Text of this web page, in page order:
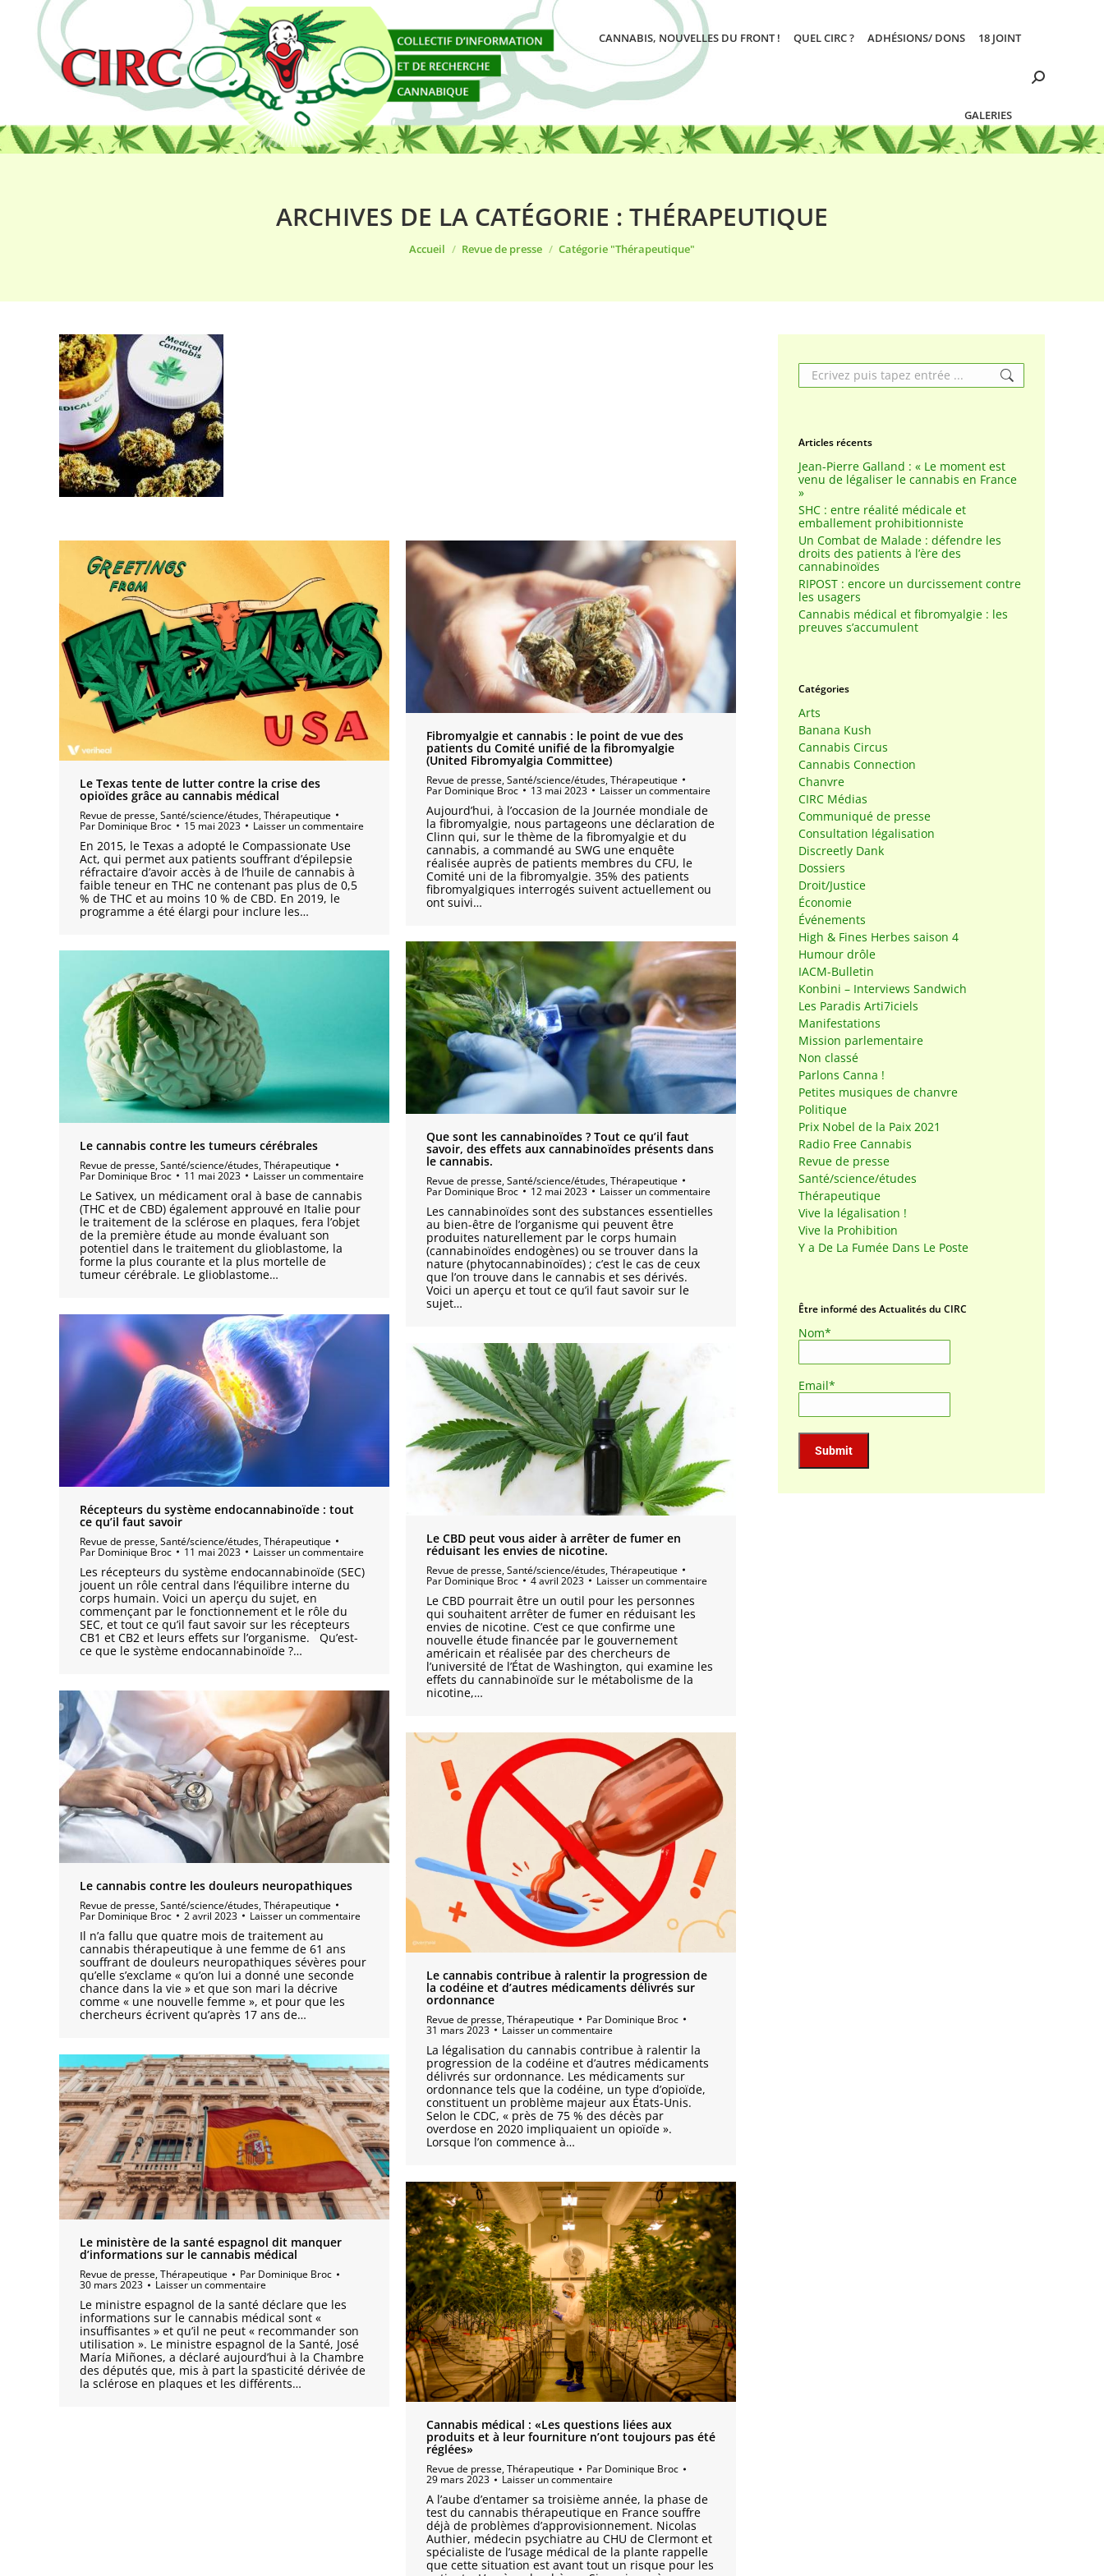
CANNABIS, NOUVELLES DU FRONT ! QUEL CIRC ? ADHÉSIONS/ DONS 18 JOINT
GALERIES
Search:
ARCHIVES DE LA CATÉGORIE : THÉRAPEUTIQUE
Accueil Revue de presse Catégorie "Thérapeutique"
Le Texas tente de lutter contre la crise des
opioïdes grâce au cannabis médical
Revue de presse,Santé/science/études,Thérapeutique
Par Dominique Broc 15 mai 2023 Laisser un commentaire
En 2015, le Texas a adopté le Compassionate Use
Act, qui permet aux patients souffrant d’épilepsie
réfractaire d’avoir accès à de l’huile de cannabis à
faible teneur en THC ne contenant pas plus de 0,5
% de THC et au moins 10 % de CBD. En 2019, le
programme a été élargi pour inclure les…
Fibromyalgie et cannabis : le point de vue des
patients du Comité unifié de la fibromyalgie
(United Fibromyalgia Committee)
Revue de presse,Santé/science/études,Thérapeutique
Par Dominique Broc 13 mai 2023 Laisser un commentaire
Aujourd’hui, à l’occasion de la Journée mondiale de
la fibromyalgie, nous partageons une déclaration de
Clinn qui, sur le thème de la fibromyalgie et du
cannabis, a commandé au SWG une enquête
réalisée auprès de patients membres du CFU, le
Comité uni de la fibromyalgie. 35% des patients
fibromyalgiques interrogés suivent actuellement ou
ont suivi…
Que sont les cannabinoïdes ? Tout ce qu’il faut
savoir, des effets aux cannabinoïdes présents dans
le cannabis.
Revue de presse,Santé/science/études,Thérapeutique
Par Dominique Broc 12 mai 2023 Laisser un commentaire
Les cannabinoïdes sont des substances essentielles
au bien-être de l’organisme qui peuvent être
produites naturellement par le corps humain
(cannabinoïdes endogènes) ou se trouver dans la
nature (phytocannabinoïdes) ; c’est le cas de ceux
que l’on trouve dans le cannabis et ses dérivés.
Voici un aperçu et tout ce qu’il faut savoir sur le
sujet…
Le cannabis contre les tumeurs cérébrales
Revue de presse,Santé/science/études,Thérapeutique
Par Dominique Broc 11 mai 2023 Laisser un commentaire
Le Sativex, un médicament oral à base de cannabis
(THC et de CBD) également approuvé en Italie pour
le traitement de la sclérose en plaques, fera l’objet
de la première étude au monde évaluant son
potentiel dans le traitement du glioblastome, la
forme la plus courante et la plus mortelle de
tumeur cérébrale. Le glioblastome…
Récepteurs du système endocannabinoïde : tout
ce qu’il faut savoir
Revue de presse,Santé/science/études,Thérapeutique
Par Dominique Broc 11 mai 2023 Laisser un commentaire
Les récepteurs du système endocannabinoïde (SEC)
jouent un rôle central dans l’équilibre interne du
corps humain. Voici un aperçu du sujet, en
commençant par le fonctionnement et le rôle du
SEC, et tout ce qu’il faut savoir sur les récepteurs
CB1 et CB2 et leurs effets sur l’organisme. Qu’est-
ce que le système endocannabinoïde ?…
Le CBD peut vous aider à arrêter de fumer en
réduisant les envies de nicotine.
Revue de presse,Santé/science/études,Thérapeutique
Par Dominique Broc 4 avril 2023 Laisser un commentaire
Le CBD pourrait être un outil pour les personnes
qui souhaitent arrêter de fumer en réduisant les
envies de nicotine. C’est ce que confirme une
nouvelle étude financée par le gouvernement
américain et réalisée par des chercheurs de
l’université de l’État de Washington, qui examine les
effets du cannabinoïde sur le métabolisme de la
nicotine,…
Le cannabis contre les douleurs neuropathiques
Revue de presse,Santé/science/études,Thérapeutique
Par Dominique Broc 2 avril 2023 Laisser un commentaire
Il n’a fallu que quatre mois de traitement au
cannabis thérapeutique à une femme de 61 ans
souffrant de douleurs neuropathiques sévères pour
qu’elle s’exclame « qu’on lui a donné une seconde
chance dans la vie » et que son mari la décrive
comme « une nouvelle femme », et pour que les
chercheurs écrivent qu’après 17 ans de…
Le cannabis contribue à ralentir la progression de
la codéine et d’autres médicaments délivrés sur
ordonnance
Revue de presse,Thérapeutique Par Dominique Broc
31 mars 2023 Laisser un commentaire
La légalisation du cannabis contribue à ralentir la
progression de la codéine et d’autres médicaments
délivrés sur ordonnance. Les médicaments sur
ordonnance tels que la codéine, un type d’opioïde,
constituent un problème majeur aux États-Unis.
Selon le CDC, « près de 75 % des décès par
overdose en 2020 impliquaient un opioïde ».
Lorsque l’on commence à…
Le ministère de la santé espagnol dit manquer
d’informations sur le cannabis médical
Revue de presse,Thérapeutique Par Dominique Broc
30 mars 2023 Laisser un commentaire
Le ministre espagnol de la santé déclare que les
informations sur le cannabis médical sont «
insuffisantes » et qu’il ne peut « recommander son
utilisation ». Le ministre espagnol de la Santé, José
María Miñones, a déclaré aujourd’hui à la Chambre
des députés que, mis à part la spasticité dérivée de
la sclérose en plaques et les différents…
Cannabis médical : «Les questions liées aux
produits et à leur fourniture n’ont toujours pas été
réglées»
Revue de presse,Thérapeutique Par Dominique Broc
29 mars 2023 Laisser un commentaire
A l’aube d’entamer sa troisième année, la phase de
test du cannabis thérapeutique en France souffre
déjà de problèmes d’approvisionnement. Nicolas
Authier, médecin psychiatre au CHU de Clermont et
spécialiste de l’usage médical de la plante rappelle
que cette situation est avant tout un risque pour les
Search:
Articles récents
Jean-Pierre Galland : « Le moment est
venu de légaliser le cannabis en France
»
SHC : entre réalité médicale et
emballement prohibitionniste
Un Combat de Malade : défendre les
droits des patients à l’ère des
cannabinoïdes
RIPOST : encore un durcissement contre
les usagers
Cannabis médical et fibromyalgie : les
preuves s’accumulent
Catégories
Arts
Banana Kush
Cannabis Circus
Cannabis Connection
Chanvre
CIRC Médias
Communiqué de presse
Consultation légalisation
Discreetly Dank
Dossiers
Droit/Justice
Économie
Événements
High & Fines Herbes saison 4
Humour drôle
IACM-Bulletin
Konbini – Interviews Sandwich
Les Paradis Arti7iciels
Manifestations
Mission parlementaire
Non classé
Parlons Canna !
Petites musiques de chanvre
Politique
Prix Nobel de la Paix 2021
Radio Free Cannabis
Revue de presse
Santé/science/études
Thérapeutique
Vive la légalisation !
Vive la Prohibition
Y a De La Fumée Dans Le Poste
Être informé des Actualités du CIRC
Nom*
Email*